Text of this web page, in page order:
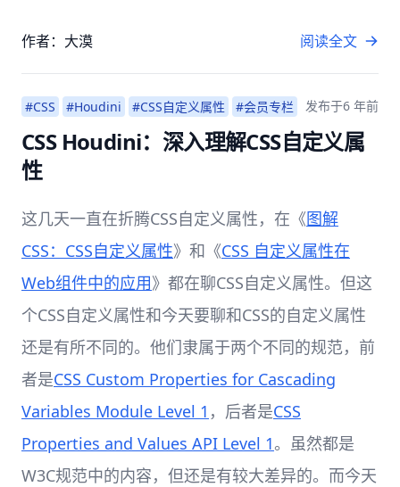
作者：大漠 阅读全文
#CSS #Houdini #CSS自定义属性 #会员专栏 发布于6 年前
CSS Houdini：深入理解CSS自定义属
性
这几天一直在折腾CSS自定义属性，在《图解
CSS：CSS自定义属性》和《CSS 自定义属性在
Web组件中的应用》都在聊CSS自定义属性。但这
个CSS自定义属性和今天要聊和CSS的自定义属性
还是有所不同的。他们隶属于两个不同的规范，前
者是CSS Custom Properties for Cascading
Variables Module Level 1 ，后者是CSS
Properties and Values API Level 1。虽然都是
W3C规范中的内容，但还是有较大差异的。而今天